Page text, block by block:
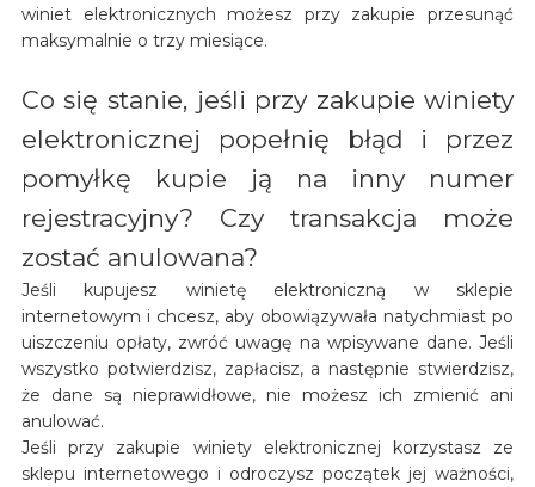
winiet elektronicznych możesz przy zakupie przesunąć
maksymalnie o trzy miesiące.
Co się stanie, jeśli przy zakupie winiety
elektronicznej popełnię błąd i przez
pomyłkę kupie ją na inny numer
rejestracyjny? Czy transakcja może
zostać anulowana?
Jeśli kupujesz winietę elektroniczną w sklepie
internetowym i chcesz, aby obowiązywała natychmiast po
uiszczeniu opłaty, zwróć uwagę na wpisywane dane. Jeśli
wszystko potwierdzisz, zapłacisz, a następnie stwierdzisz,
że dane są nieprawidłowe, nie możesz ich zmienić ani
anulować.
Jeśli przy zakupie winiety elektronicznej korzystasz ze
sklepu internetowego i odroczysz początek jej ważności,